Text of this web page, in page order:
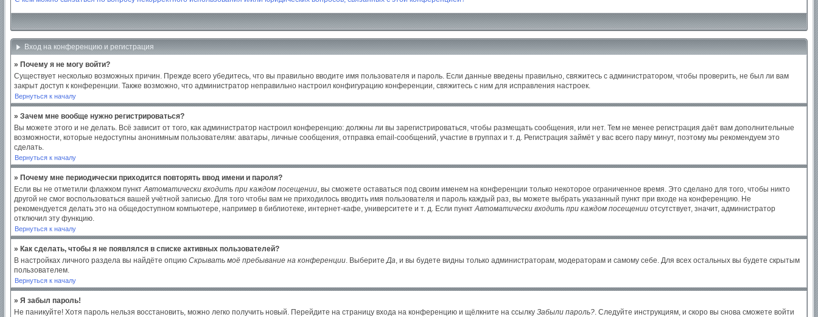
Вход на конференцию и регистрация
» Почему я не могу войти?
Существует несколько возможных причин. Прежде всего убедитесь, что вы правильно вводите имя пользователя и пароль. Если данные введены правильно, свяжитесь с администратором, чтобы проверить, не был ли вам
закрыт доступ к конференции. Также возможно, что администратор неправильно настроил конфигурацию конференции, свяжитесь с ним для исправления настроек.
Вернуться к началу
» Зачем мне вообще нужно регистрироваться?
Вы можете этого и не делать. Всё зависит от того, как администратор настроил конференцию: должны ли вы зарегистрироваться, чтобы размещать сообщения, или нет. Тем не менее регистрация даёт вам дополнительные
возможности, которые недоступны анонимным пользователям: аватары, личные сообщения, отправка email-сообщений, участие в группах и т. д. Регистрация займёт у вас всего пару минут, поэтому мы рекомендуем это
сделать.
Вернуться к началу
» Почему мне периодически приходится повторять ввод имени и пароля?
Если вы не отметили флажком пунктАвтоматически входить при каждом посещении, вы сможете оставаться под своим именем на конференции только некоторое ограниченное время. Это сделано для того, чтобы никто
другой не смог воспользоваться вашей учётной записью. Для того чтобы вам не приходилось вводить имя пользователя и пароль каждый раз, вы можете выбрать указанный пункт при входе на конференцию. Не
рекомендуется делать это на общедоступном компьютере, например в библиотеке, интернет-кафе, университете и т. д. Если пунктАвтоматически входить при каждом посещении отсутствует, значит, администратор
отключил эту функцию.
Вернуться к началу
» Как сделать, чтобы я не появлялся в списке активных пользователей?
В настройках личного раздела вы найдёте опцию Скрывать моё пребывание на конференции. ВыберитеДа, и вы будете видны только администраторам, модераторам и самому себе. Для всех остальных вы будете скрытым
пользователем.
Вернуться к началу
» Я забыл пароль!
Не паникуйте! Хотя пароль нельзя восстановить, можно легко получить новый. Перейдите на страницу входа на конференцию и щёлкните на ссылку Забыли пароль?. Следуйте инструкциям, и скоро вы снова сможете войти